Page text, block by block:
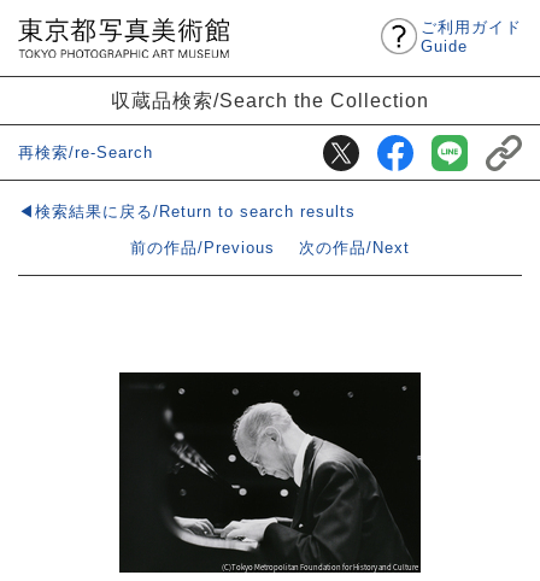
ご利用ガイド
Guide
収蔵品検索/Search the Collection
再検索/re-Search
◀検索結果に戻る/Return to search results
前の作品/Previous
次の作品/Next